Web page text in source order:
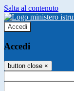
Salta al contenuto
Accedi
Accedi
button close ×